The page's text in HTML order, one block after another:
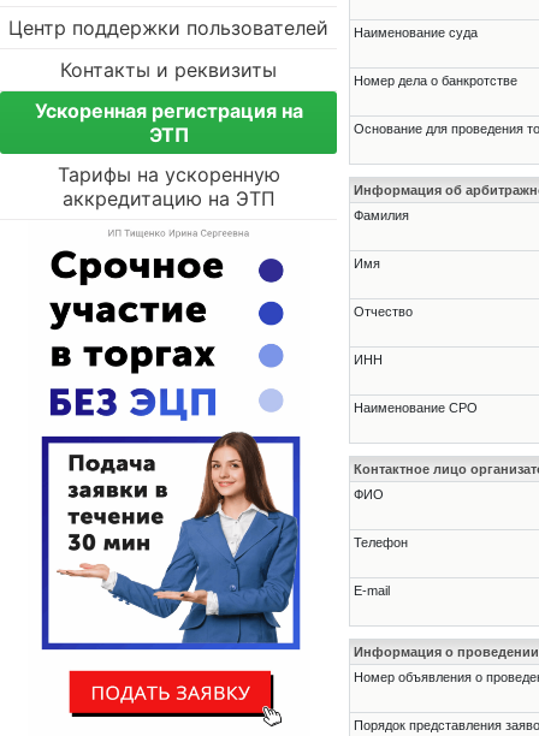
Центр поддержки пользователей
Контакты и реквизиты
Ускоренная регистрация на
ЭТП
Тарифы на ускоренную
аккредитацию на ЭТП
Наименование суда
Номер дела о банкротстве
Основание для проведения
Информация об
Фамилия
Имя
Отчество
ИНН
Наименование СРО
Контактное лицо
ФИО
Телефон
E-mail
Информация о проведении
Номер объявления о
Порядок представления